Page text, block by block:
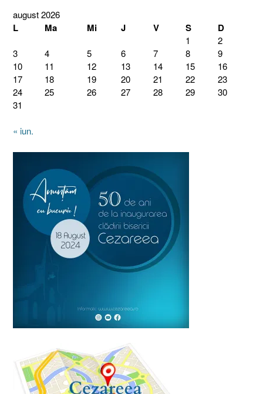
august 2026
L Ma Mi J V S D
1
2
3
4 5 6 7 8
9
10
11 12 13 14 15
16
17
18 19 20 21 22
23
24
25 26 27 28 29
30
31
« iun.